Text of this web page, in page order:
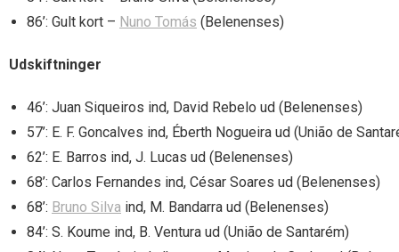
86’: Gult kort – Nuno Tomás (Belenenses)
Udskiftninger
46’: Juan Siqueiros ind, David Rebelo ud (Belenenses)
57’: E. F. Goncalves ind, Éberth Nogueira ud (União de
62’: E. Barros ind, J. Lucas ud (Belenenses)
68’: Carlos Fernandes ind, César Soares ud (Belenenses)
68’: Bruno Silva ind, M. Bandarra ud (Belenenses)
84’: S. Koume ind, B. Ventura ud (União de Santarém)